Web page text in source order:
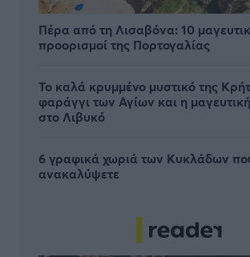
Πέρα από τη Λισαβόνα: 10
προορισμοί της Πορτογαλίας
Το καλά κρυμμένο μυστικό της
φαράγγι των Αγίων και η
στο Λιβυκό
6 γραφικά χωριά των Κυκλάδων
ανακαλύψετε